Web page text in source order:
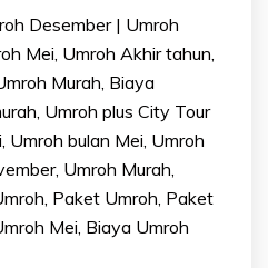
Desember | Umroh
Mei, Umroh Akhir tahun,
Murah, Biaya
Umroh plus City Tour
Umroh bulan Mei, Umroh
Umroh Murah,
Paket Umroh, Paket
Mei, Biaya Umroh